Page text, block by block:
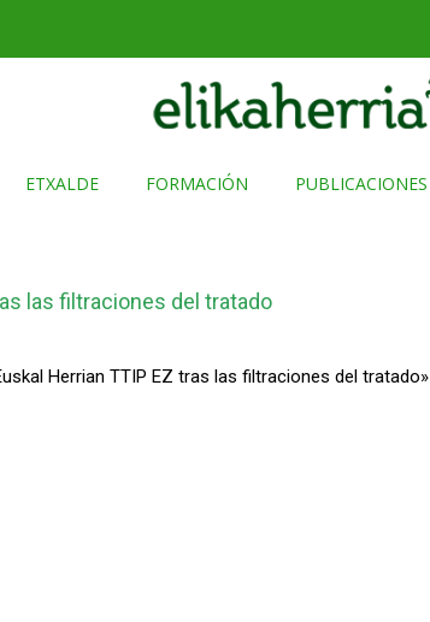
ETXALDE FORMACIÓN PUBLICACIONES
las filtraciones del tratado
Herrian TTIP EZ tras las filtraciones del tratado»